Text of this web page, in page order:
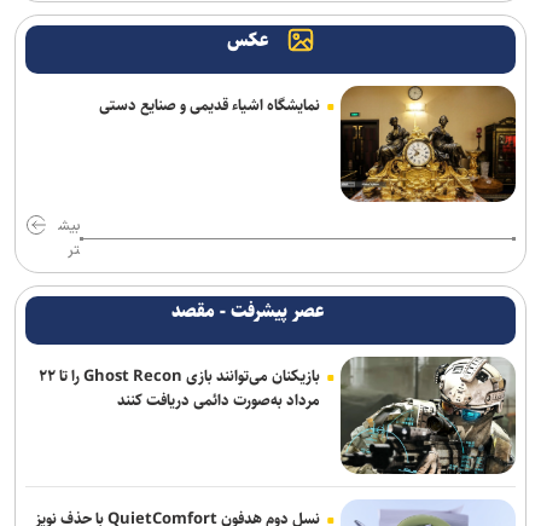
استارت دوباره همه ملی‌پوشان جهانی و بازی‌های آسیایی در کمپ تیم‌های
دفاع راست جدید پرسپولیس از لیگ یک آمد
ناکامی نماینده ایران در مسابقات ورزش های خیابانی
واکنش باشگاه استقلال خوزستان به درگیری مدیرعامل و اعضای هیات
مدیره
بیاتلو: با آریو قرارداد دارم/ حضورم در مس رفسنجان صحت ندارد
انتصاب سرپرست جدید فدراسیون ورزش کارگری
تور جهانی تنیس صربستان| بازماندن یزدانی از صعود به فینال
تساوی پرسپولیس و آلومینیوم در دیدار دوستانه/ تیم تارتار بالاخره گل
عکس
نمایشگاه اشیاء قدیمی و صنایع دستی
بیش
تر
عصر پیشرفت - مقصد
بازیکنان می‌توانند بازی Ghost Recon را تا ۲۲
مرداد به‌صورت دائمی دریافت کنند
نسل دوم هدفون QuietComfort با حذف نویز